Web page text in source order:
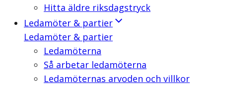
Hitta äldre riksdagstryck
Ledamöter & partier
Ledamöter & partier
Ledamöterna
Så arbetar ledamöterna
Ledamöternas arvoden och villkor